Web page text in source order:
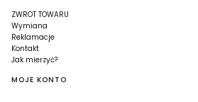
ZWROT TOWARU
Wymiana
Reklamacje
Kontakt
Jak mierzyć?
MOJE KONTO